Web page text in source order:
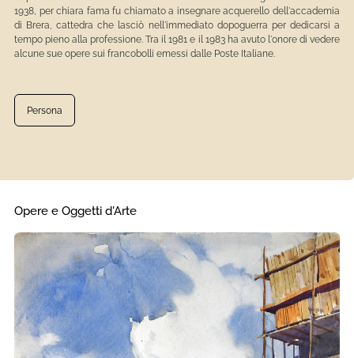
1938, per chiara fama fu chiamato a insegnare acquerello dell'accademia
di Brera, cattedra che lasciò nell'immediato dopoguerra per dedicarsi a
tempo pieno alla professione. Tra il 1981 e il 1983 ha avuto l'onore di vedere
alcune sue opere sui francobolli emessi dalle Poste Italiane.
Persona
Opere e Oggetti d'Arte